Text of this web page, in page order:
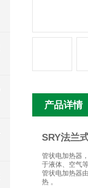
产品详情
SRY法兰
管状电加热器
于液体、空气
管状电加热器
热 。